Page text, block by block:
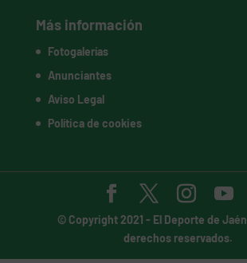
Más información
Fotogalerías
Anunciantes
Aviso Legal
Política de cookies
© Copyright 2021 - El Deporte de Jaén
derechos reservados.